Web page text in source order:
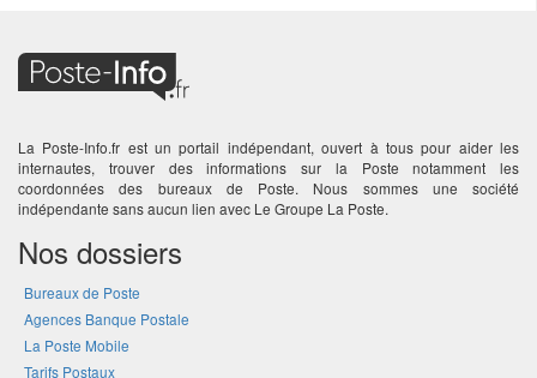
La Poste-Info.fr est un portail indépendant, ouvert à tous pour aider les
internautes, trouver des informations sur la Poste notamment les
coordonnées des bureaux de Poste. Nous sommes une société
indépendante sans aucun lien avec Le Groupe La Poste.
Nos dossiers
Bureaux de Poste
Agences Banque Postale
La Poste Mobile
Tarifs Postaux